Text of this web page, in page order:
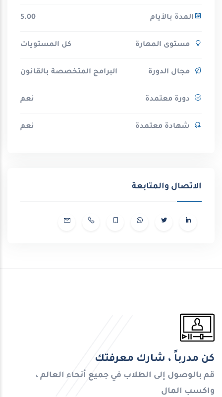
المدة بالأيام 5.00
مستوى المهارة كل المستويات
مجال الدورة البرامج المتخصصة بالقانون
دورة معتمدة نعم
شهادة معتمدة نعم
الاتصال والمتابعة
كن مدرباً ، شارك معرفتك
قم بالوصول إلى الطلاب في جميع أنحاء العالم ،
واكسب المال